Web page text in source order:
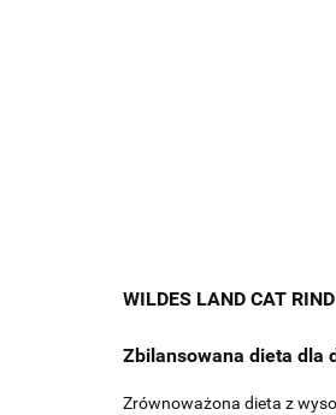
WILDES LAND CAT
Zbilansowana dieta dla
Zrównoważona dieta z